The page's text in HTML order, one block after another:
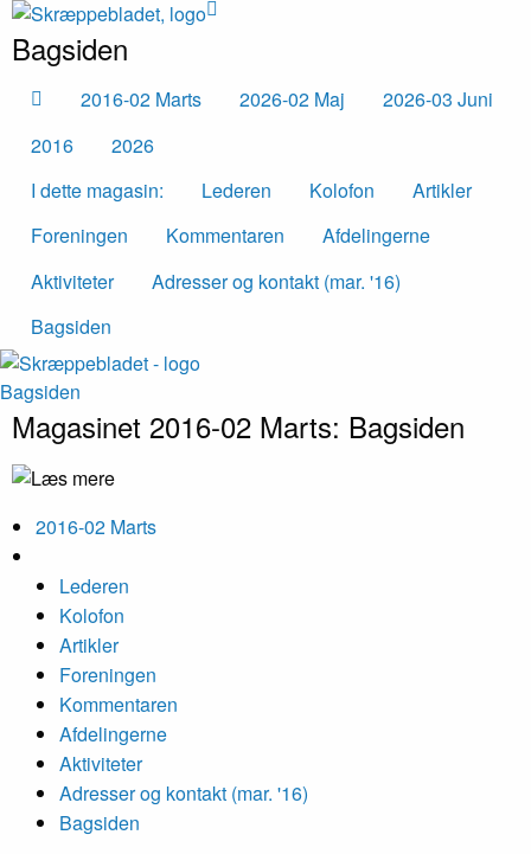
Bagsiden
2016-02 Marts 2026-02 Maj
2026-03 Juni
2016
2026
I dette magasin:
Lederen Kolofon
Artikler
Foreningen
Kommentaren
Afdelingerne
Aktiviteter
Adresser og kontakt (mar. '16)
Bagsiden
Bagsiden
Magasinet 2016-02 Marts: Bagsiden
2016-02 Marts
Lederen
Kolofon
Artikler
Foreningen
Kommentaren
Afdelingerne
Aktiviteter
Adresser og kontakt (mar. '16)
Bagsiden